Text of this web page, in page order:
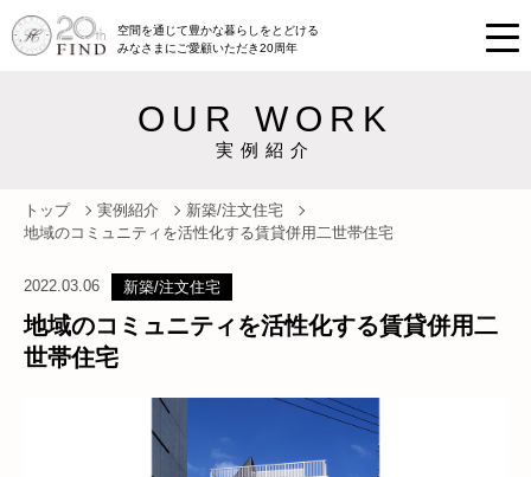
空間を通じて豊かな暮らしをとどける
みなさまにご愛顧いただき20周年
OUR WORK
実例紹介
トップ 実例紹介
新築/注文住宅
地域のコミュニティを活性化する賃貸併用二世帯住宅
2022.03.06 新築/注文住宅
地域のコミュニティを活性化する賃貸併用二
世帯住宅